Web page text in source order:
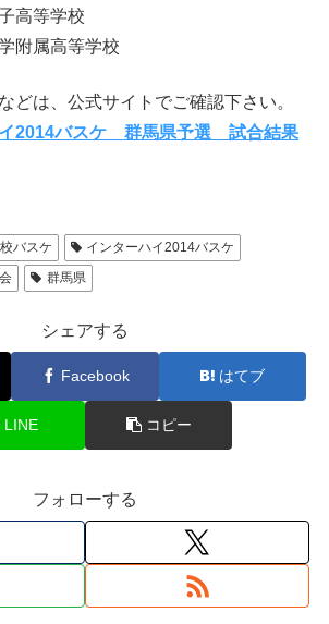
高等学校
附属高等学校
どは、公式サイトでご確認下さい。
2014バスケ 群馬県予選 試合結果
バスケ
インターハイ2014バスケ
群馬県
シェアする
Facebook はてブ
LINE コピー
フォローする